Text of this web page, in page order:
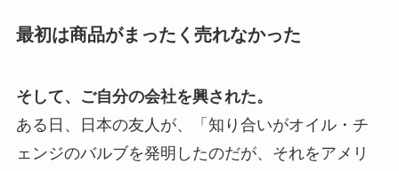
最初は商品がまったく売れなかった
そして、ご自分の会社を興された。
ある日、日本の友人が、「知り合いがオイル・チ
ェンジのバルブを発明したのだが、それをアメリ